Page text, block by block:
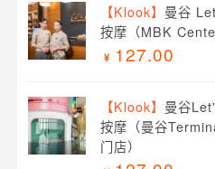
【Klook】 曼谷
按摩（MBK
127.00
【Klook】 曼谷
按摩（曼谷
门店）